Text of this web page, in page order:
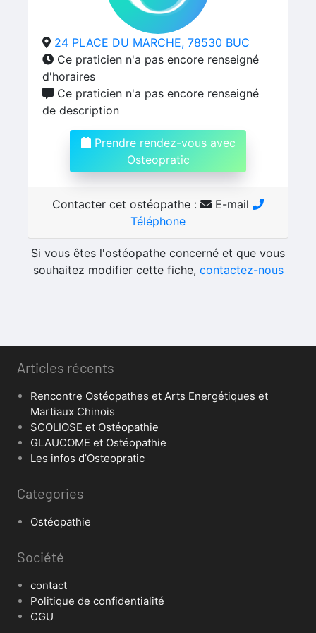
24 PLACE DU MARCHE, 78530 BUC
Ce praticien n'a pas encore renseigné
d'horaires
Ce praticien n'a pas encore renseigné
de description
Prendre rendez-vous avec
Osteopratic
Contacter cet ostéopathe :
E-mail
Téléphone
Si vous êtes l'ostéopathe concerné et que vous
souhaitez modifier cette fiche, contactez-nous
Articles récents
Rencontre Ostéopathes et Arts Energétiques et
Martiaux Chinois
SCOLIOSE et Ostéopathie
GLAUCOME et Ostéopathie
Les infos d’Osteopratic
Categories
Ostéopathie
Société
contact
Politique de confidentialité
CGU